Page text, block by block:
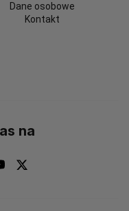
Dane osobowe
Kontakt
na